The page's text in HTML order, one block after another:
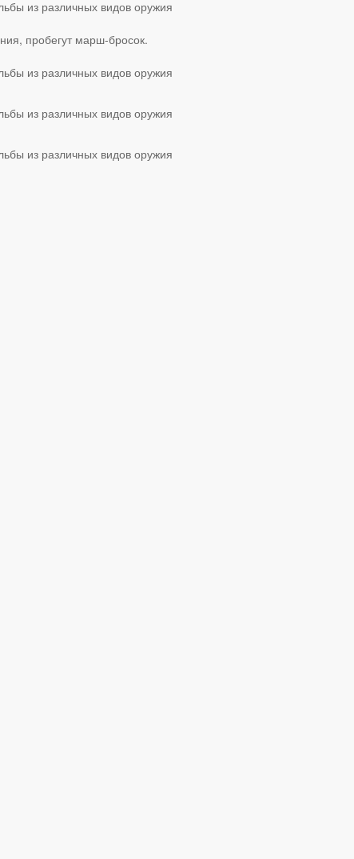
пробегут марш-бросок.